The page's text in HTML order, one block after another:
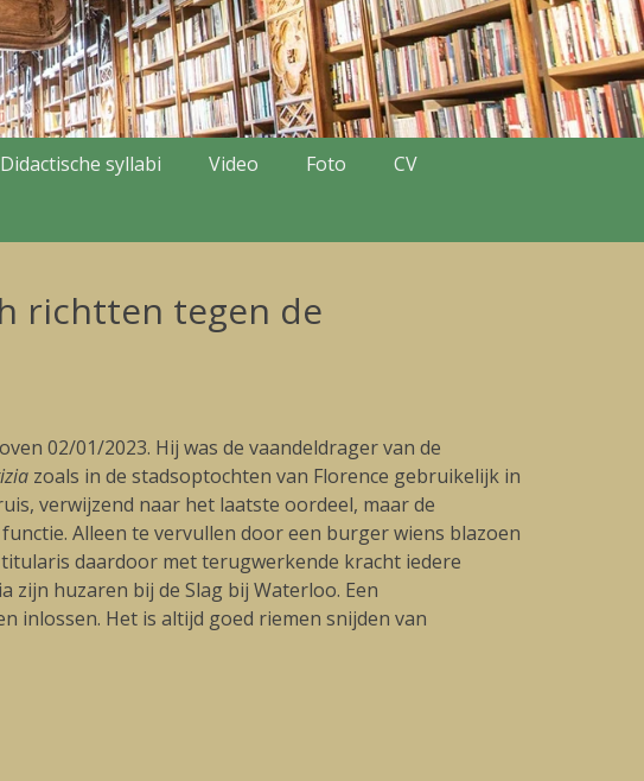
Didactische syllabi Video Foto
CV
richtten tegen de
02/01/2023. Hij was de vaandeldrager van de
zoals in de stadsoptochten van Florence gebruikelijk in
verwijzend naar het laatste oordeel, maar de
Alleen te vervullen door een burger wiens blazoen
daardoor met terugwerkende kracht iedere
huzaren bij de Slag bij Waterloo. Een
inlossen. Het is altijd goed riemen snijden van